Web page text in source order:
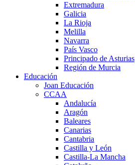
Extremadura
Galicia
La Rioja
Melilla
Navarra
País Vasco
Principado de Asturias
Región de Murcia
Educación
Joan Educación
CCAA
Andalucía
Aragón
Baleares
Canarias
Cantabria
Castilla y León
Castilla-La Mancha